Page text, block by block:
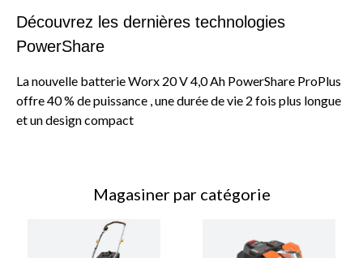
Découvrez les dernières technologies
PowerShare
La nouvelle batterie Worx 20 V 4,0 Ah PowerShare ProPlus
offre 40 % de puissance , une durée de vie 2 fois plus longue
et un design compact
Magasiner par catégorie